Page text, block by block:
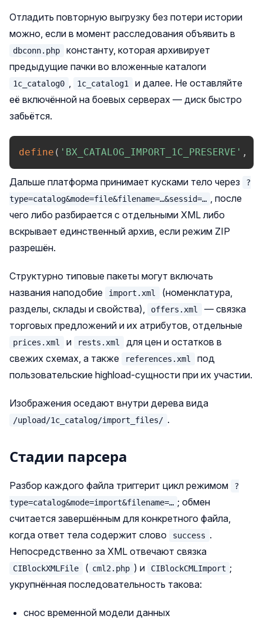
Отладить повторную выгрузку без потери истории
можно, если в момент расследования объявить в
dbconn.php
константу, которая архивирует
предыдущие пачки во вложенные каталоги
1c_catalog0 , 1c_catalog1
и далее. Не оставляйте
её включённой на боевых серверах — диск быстро
забьётся.
define ( 'BX_CATALOG_IMPORT_1C_PRESERVE' ,
Дальше платформа принимает кусками тело через
?
type=catalog&mode=file&filename=…&sessid=… , после
чего либо разбирается с отдельными XML либо
вскрывает единственный архив, если режим ZIP
разрешён.
Структурно типовые пакеты могут включать
названия наподобие
import.xml
(номенклатура,
разделы, склады и свойства),
offers.xml
— связка
торговых предложений и их атрибутов, отдельные
prices.xml и rests.xml
для цен и остатков в
свежих схемах, а также
references.xml
под
пользовательские highload-сущности при их участии.
Изображения оседают внутри дерева вида
/upload/1c_catalog/import_files/ .
Стадии парсера
Разбор каждого файла триггерит цикл режимом
?
type=catalog&mode=import&filename=… ; обмен
считается завершённым для конкретного файла,
когда ответ тела содержит слово
success .
Непосредственно за XML отвечают связка
CIBlockXMLFile ( cml2.php ) и CIBlockCMLImport ;
укрупнённая последовательность такова:
снос временной модели данных